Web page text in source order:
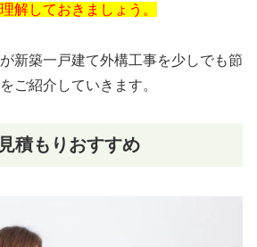
解しておきましょう。
新築一戸建て外構工事を少しでも節
ご紹介していきます。
積もりおすすめ